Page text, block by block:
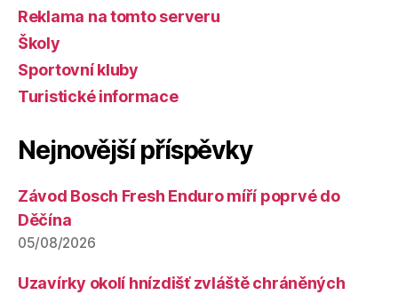
Reklama na tomto serveru
Školy
Sportovní kluby
Turistické informace
Nejnovější příspěvky
Závod Bosch Fresh Enduro míří poprvé do
Děčína
05/08/2026
Uzavírky okolí hnízdišť zvláště chráněných